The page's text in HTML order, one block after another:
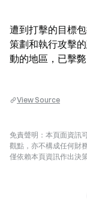
遭到打擊的目標
策劃和執行攻擊
動的地區，已擊
View Source
免責聲明：本頁面資訊
觀點，亦不構成任何財
僅依賴本頁資訊作出決